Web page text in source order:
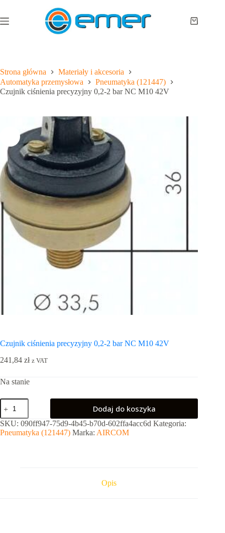
treści
Koszyk
Strona główna
Materiały i akcesoria
Automatyka przemysłowa
Pneumatyka (121447)
Czujnik ciśnienia precyzyjny 0,2-2 bar NC M10 42V
Czujnik ciśnienia precyzyjny 0,2-2 bar NC M10 42V
241,84 zł z VAT
Na stanie
ilość
Czujnik
ciśnienia
precyzyjny
0,2-
Dodaj do koszyka
SKU: 090ff947-75d9-4b45-b70d-602ffa4acc6d Kategoria:
Pneumatyka (121447) Marka: AIRCOM
Opis